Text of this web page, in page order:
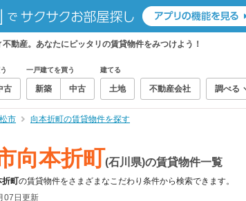
動産。あなたにピッタリの賃貸物件をみつけよう！
古
一戸建てを買う
新築 中古
建てる
土地 不動産会社 調べる
市 向本折町の賃貸物件を探す
向本折町(石川県)の賃貸物件一覧
折町の賃貸物件をさまざまなこだわり条件から検索できます。
07日更新